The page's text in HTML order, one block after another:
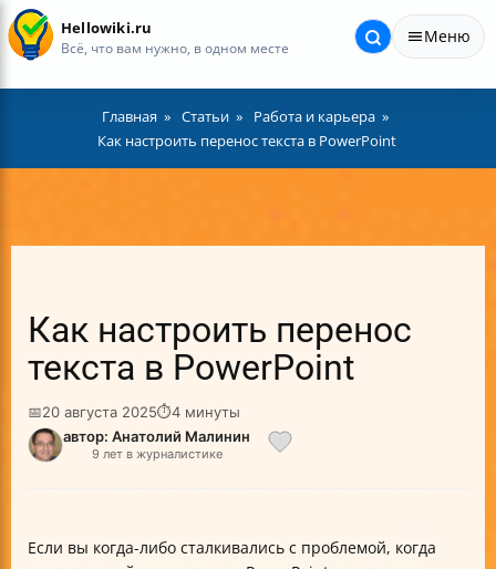
Hellowiki.ru
Всё, что вам нужно, в одном месте
Меню
Главная Статьи
Работа и карьера
Как настроить перенос текста в PowerPoint
Как настроить перенос
текста в PowerPoint
📅20 августа 2025⏱4 минуты
автор: Анатолий Малинин
9 лет в журналистике
Если вы когда-либо сталкивались с проблемой, когда